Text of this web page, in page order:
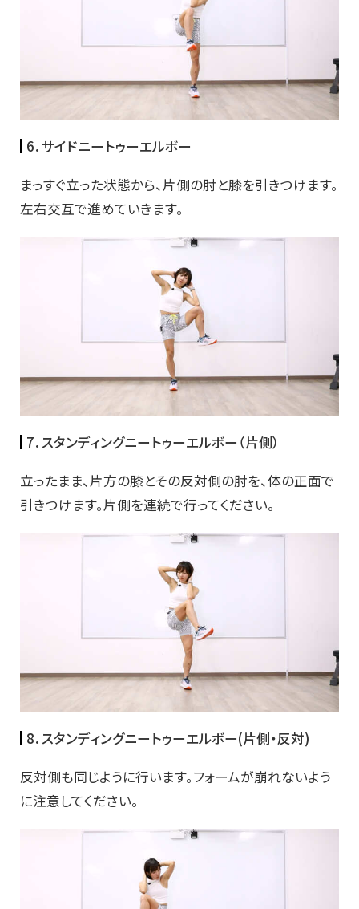
6．サイドニートゥーエルボー
まっすぐ立った状態から、片側の肘と膝を引きつけます。
左右交互で進めていきます。
7．スタンディングニートゥーエルボー（片側）
立ったまま、片方の膝とその反対側の肘を、体の正面で
引きつけます。片側を連続で行ってください。
8．スタンディングニートゥーエルボー(片側・反対)
反対側も同じように行います。フォームが崩れないよう
に注意してください。